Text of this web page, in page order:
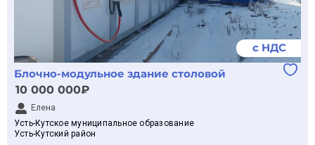
с НДС
Блочно-модульное здание столовой
10 000 000₽
Елена
Усть-Кутское муниципальное образование
Усть-Кутский район